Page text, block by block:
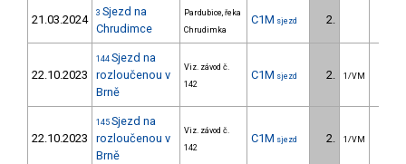
21.03.2024 3 Sjezd na
Chrudimce
Pardubice, řeka
Chrudimka
C1M sjezd 2.
22.10.2023
144 Sjezd na
rozloučenou v
Brně
Viz. závod č.
142
C1M sjezd 2. 1/VM
22.10.2023
145 Sjezd na
rozloučenou v
Brně
Viz. závod č.
142
C1M sjezd 2. 1/VM